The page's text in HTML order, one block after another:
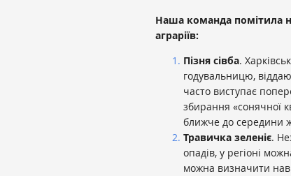
Наша команда помітила
аграріїв:
Пізня сівба.
годувальницю,
часто виступає
збирання «сонячної
ближче до середини
Травичка зеленіє.
опадів, у регіоні
можна визначити